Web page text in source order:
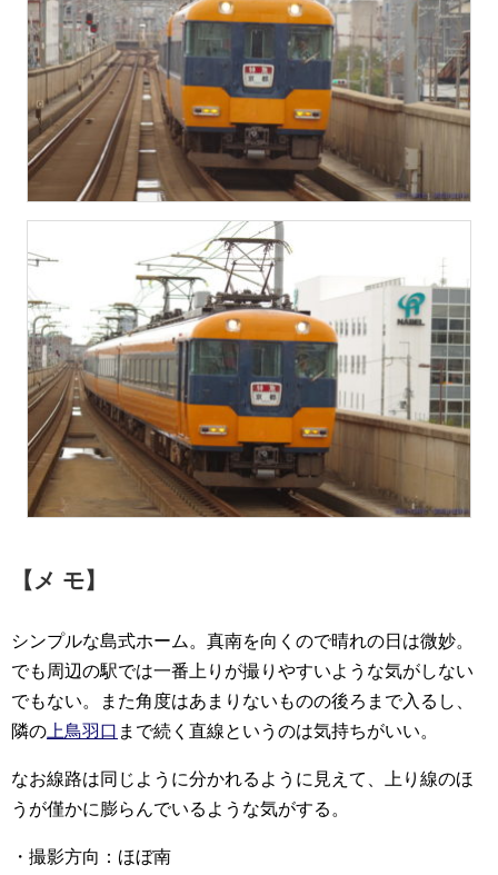
【メ モ】
シンプルな島式ホーム。真南を向くので晴れの日は微妙。
でも周辺の駅では一番上りが撮りやすいような気がしない
でもない。また角度はあまりないものの後ろまで入るし、
隣の 上鳥羽口 まで続く直線というのは気持ちがいい。
なお線路は同じように分かれるように見えて、上り線のほ
うが僅かに膨らんでいるような気がする。
・撮影方向：ほぼ南